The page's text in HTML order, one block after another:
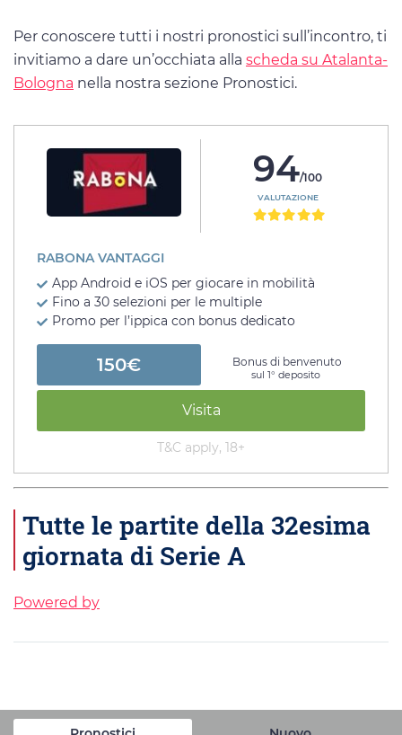
Per conoscere tutti i nostri pronostici sull’incontro, ti
invitiamo a dare un’occhiata alla scheda su Atalanta-
Bologna nella nostra sezione Pronostici.
94/100
VALUTAZIONE
RABONA VANTAGGI
App Android e iOS per giocare in mobilità
Fino a 30 selezioni per le multiple
Promo per l’ippica con bonus dedicato
150€ Bonus di benvenuto
sul 1° deposito
Visita
T&C apply, 18+
Tutte le partite della 32esima
giornata di Serie A
Powered by